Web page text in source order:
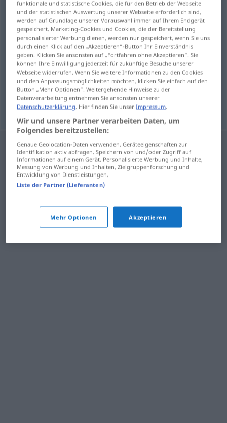
Übersicht aller Übersetzungen
(Für mehr Details die Übersetzung anklicken/antippen)
intestino delgado
intestinomdelgado Dünndarm
funktionale und statistische Cookies, die für den Betrieb der Webseite
und der statistischen Auswertung unserer Webseite erforderlich sind,
werden auf Grundlage unserer Vorauswahl immer auf Ihrem Endgerät
gespeichert. Marketing-Cookies und Cookies, die der Bereitstellung
personalisierter Werbung dienen, werden nur gespeichert, wenn Sie uns
durch einen Klick auf den „Akzeptieren“-Button Ihr Einverständnis
geben. Klicken Sie ansonsten auf „Fortfahren ohne Akzeptieren“. Sie
können Ihre Einwilligung jederzeit für zukünftige Besuche unserer
Webseite widerrufen. Wenn Sie weitere Informationen zu den Cookies
und den Anpassungsmöglichkeiten möchten, klicken Sie einfach auf den
Button „Mehr Optionen“. Weitergehende Hinweise zu der
Datenverarbeitung entnehmen Sie ansonsten unserer
Datenschutzerklärung. Hier finden Sie unserImpressum.
Wir und unsere Partner verarbeiten Daten, um
Folgendes bereitzustellen:
Genaue Geolocation-Daten verwenden. Geräteeigenschaften zur
Identifikation aktiv abfragen. Speichern von und/oder Zugriff auf
Informationen auf einem Gerät. Personalisierte Werbung und Inhalte,
Messung von Werbung und Inhalten, Zielgruppenforschung und
Entwicklung von Dienstleistungen.
Liste der Partner (Lieferanten)
Mehr Optionen Akzeptieren